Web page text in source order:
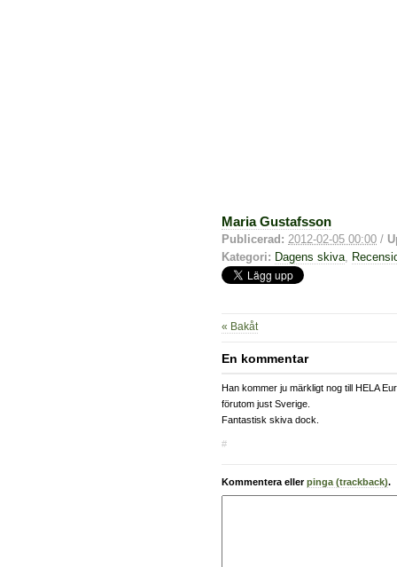
Maria Gustafsson
Publicerad: 2012-02-05 00:00 /
Kategori: Dagens skiva
« Bakåt
En kommentar
Han kommer ju märkligt nog till HELA
förutom just Sverige.
Fantastisk skiva dock.
#
Kommentera ellerpinga (trackback).